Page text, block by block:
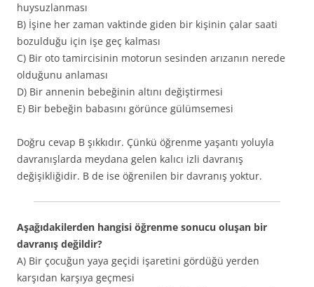
huysuzlanması
B) İşine her zaman vaktinde giden bir kişinin çalar saati
bozulduğu için işe geç kalması
C) Bir oto tamircisinin motorun sesinden arızanın nerede
olduğunu anlaması
D) Bir annenin bebeğinin altını değiştirmesi
E) Bir bebeğin babasını görünce gülümsemesi
Doğru cevap B şıkkıdır. Çünkü öğrenme yaşantı yoluyla
davranışlarda meydana gelen kalıcı izli davranış
değişikliğidir. B de ise öğrenilen bir davranış yoktur.
Aşağıdakilerden hangisi öğrenme sonucu oluşan bir
davranış değildir?
A) Bir çocuğun yaya geçidi işaretini gördüğü yerden
karşıdan karşıya geçmesi